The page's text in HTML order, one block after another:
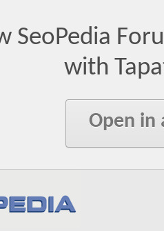
SeoPedia
with
Open in